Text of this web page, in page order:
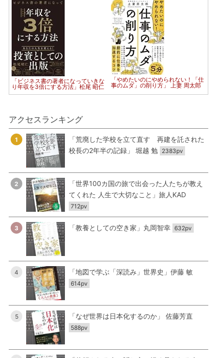
「ビジネス書の著者になっていきな
り年収を3倍にする方法」松尾 昭仁
「やめたいのにやめられない！「仕
事のムダ」の削り方」 上妻 周太郎
アクセスランキング
1
「荒廃した学校を立て直す 再建を託された
校長の2年半の記録」 堀越 勉 2383pv
2
「世界100カ国の旅で出会った人たちが教え
てくれた 人生で大切なこと」旅人KAD
712pv
3 「教養としての空き家」丸岡智幸 632pv
4 「地図で学ぶ「深読み」世界史」伊藤 敏
614pv
5 「なぜ世界は日本化するのか」 佐藤芳直
588pv